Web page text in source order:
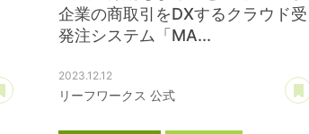
あとで読む
企業の商取引をDXするクラウド受
発注システム「MA...
2023.12.12
リーフワークス 公式